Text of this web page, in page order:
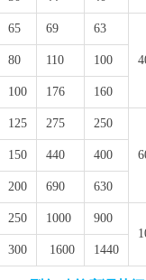
65 69 63
80 110 100
100 176 160
125 275 250
150 440 400
200 690 630
250 1000
900
300 1600 1440